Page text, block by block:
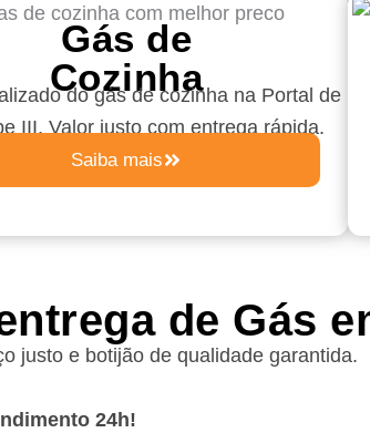
Gás de
Cozinha
do gás de cozinha na Portal de
III. Valor justo com entrega rápida.
Saiba mais
de Gás
justo e botijão de qualidade garantida.
24h!